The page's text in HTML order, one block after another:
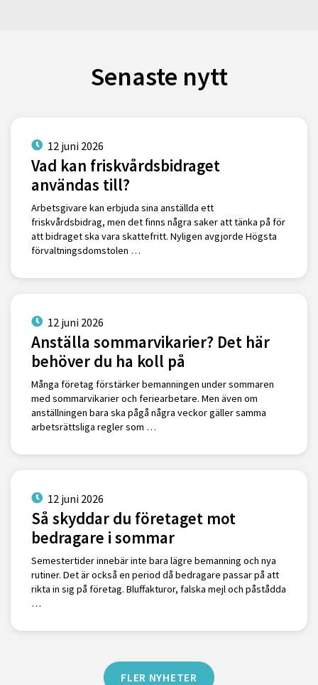
Senaste nytt
12 juni 2026
Vad kan friskvårdsbidraget
användas till?
Arbetsgivare kan erbjuda sina anställda ett
friskvårdsbidrag, men det finns några saker att tänka på för
att bidraget ska vara skattefritt. Nyligen avgjorde Högsta
förvaltningsdomstolen …
12 juni 2026
Anställa sommarvikarier? Det här
behöver du ha koll på
Många företag förstärker bemanningen under sommaren
med sommarvikarier och feriearbetare. Men även om
anställningen bara ska pågå några veckor gäller samma
arbetsrättsliga regler som …
12 juni 2026
Så skyddar du företaget mot
bedragare i sommar
Semestertider innebär inte bara lägre bemanning och nya
rutiner. Det är också en period då bedragare passar på att
rikta in sig på företag. Bluffakturor, falska mejl och påstådda
…
FLER NYHETER